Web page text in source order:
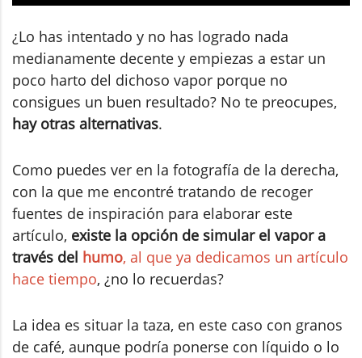
¿Lo has intentado y no has logrado nada
medianamente decente y empiezas a estar un
poco harto del dichoso vapor porque no
consigues un buen resultado? No te preocupes,
hay otras alternativas.
Como puedes ver en la fotografía de la derecha,
con la que me encontré tratando de recoger
fuentes de inspiración para elaborar este
artículo, existe la opción de simular el vapor a
través del humo, al que ya dedicamos un artículo
hace tiempo, ¿no lo recuerdas?
La idea es situar la taza, en este caso con granos
de café, aunque podría ponerse con líquido o lo